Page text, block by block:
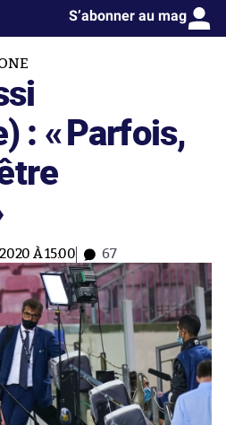
S’abonner au mag
: «Parfois,
À 15:00 67